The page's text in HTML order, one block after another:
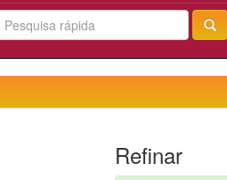
Refinar